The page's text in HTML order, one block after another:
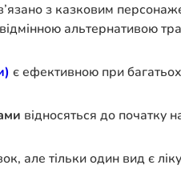
з казковим
альтернативою
є ефективною при
відносяться до початку
але тільки один вид є